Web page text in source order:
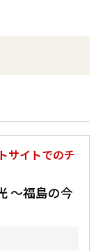
サイトでのチ
～福島の今